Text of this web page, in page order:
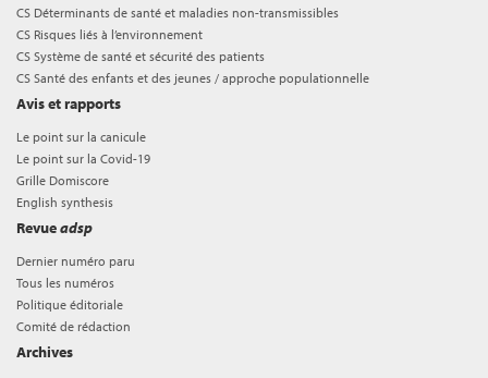
CS Déterminants de santé et maladies non-transmissibles
CS Risques liés à l’environnement
CS Système de santé et sécurité des patients
CS Santé des enfants et des jeunes / approche populationnelle
Avis et rapports
Le point sur la canicule
Le point sur la Covid-19
Grille Domiscore
English synthesis
Revueadsp
Dernier numéro paru
Tous les numéros
Politique éditoriale
Comité de rédaction
Archives